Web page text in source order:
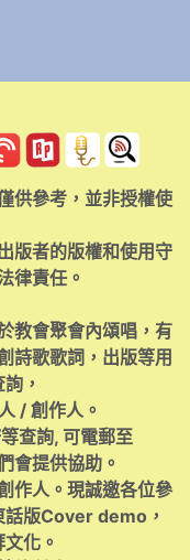
供參考，並非授權使
版者的版權和使用守
律責任。
教會聚會內頌唱，有
詩歌歌詞，出版等用
，
/ 創作人。
查詢, 可電郵至
會提供協助。
作人。現誠邀各位參
話版Cover demo，
化。